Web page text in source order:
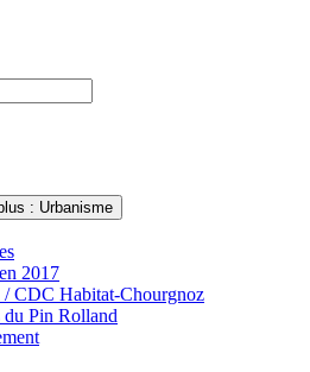
: Urbanisme
2017
CDC Habitat-Chourgnoz
du Pin Rolland